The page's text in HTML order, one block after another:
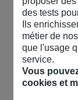
des tests
Ils
métier de
que l'usage
service.
Vous
cookies et